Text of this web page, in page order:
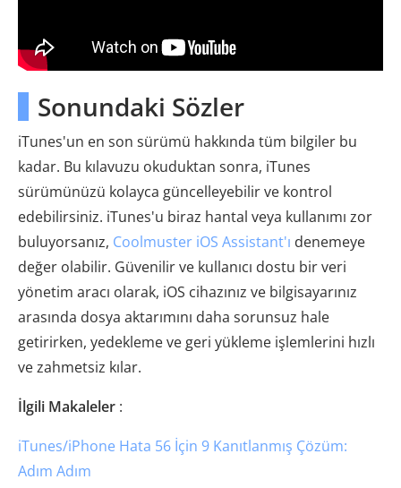
Sonundaki Sözler
iTunes'un en son sürümü hakkında tüm bilgiler bu
kadar. Bu kılavuzu okuduktan sonra, iTunes
sürümünüzü kolayca güncelleyebilir ve kontrol
edebilirsiniz. iTunes'u biraz hantal veya kullanımı zor
buluyorsanız, Coolmuster iOS Assistant'ı denemeye
değer olabilir. Güvenilir ve kullanıcı dostu bir veri
yönetim aracı olarak, iOS cihazınız ve bilgisayarınız
arasında dosya aktarımını daha sorunsuz hale
getirirken, yedekleme ve geri yükleme işlemlerini hızlı
ve zahmetsiz kılar.
İlgili Makaleler :
iTunes/iPhone Hata 56 İçin 9 Kanıtlanmış Çözüm:
Adım Adım